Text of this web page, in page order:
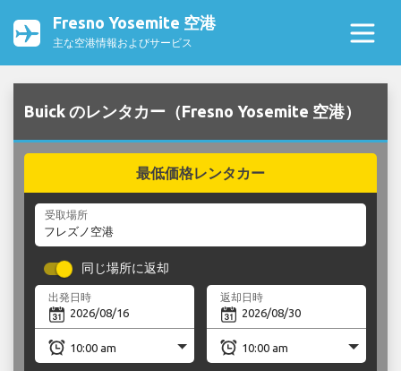
Fresno Yosemite 空港
主な空港情報およびサービス
Buick のレンタカー（Fresno Yosemite 空港）
最低価格レンタカー
受取場所
同じ場所に返却
出発日時 返却日時